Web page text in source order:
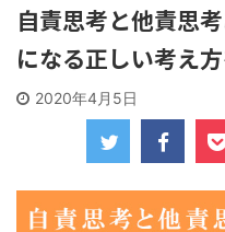
自責思考と他責思
になる正しい考え
2020年4月5日